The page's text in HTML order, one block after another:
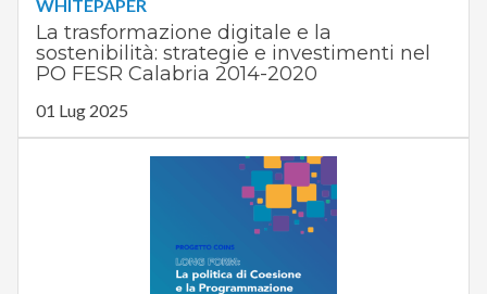
WHITEPAPER
La trasformazione digitale e la
sostenibilità: strategie e investimenti nel
PO FESR Calabria 2014-2020
01 Lug 2025